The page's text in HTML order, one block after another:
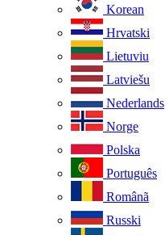
Korean
Hrvatski
Lietuviu
Latviešu
Nederlands
Norge
Polska
Português
Românã
Russki